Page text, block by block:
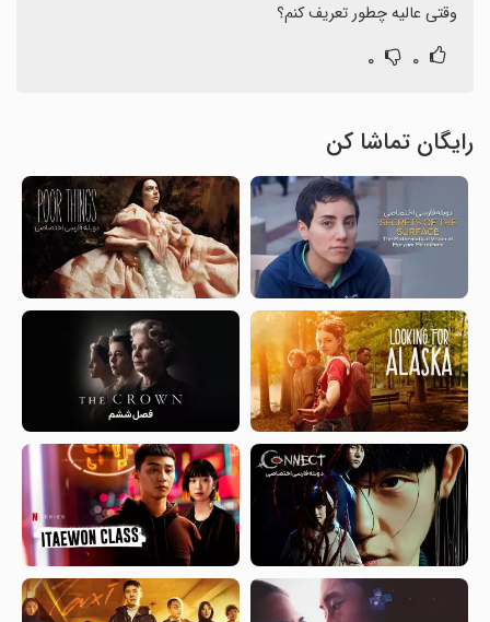
وقتی عالیه چطور تعریف کنم؟
۰ ۰
رایگان تماشا کن